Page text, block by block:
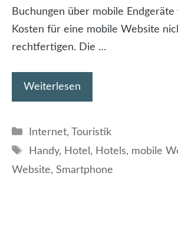
Buchungen über mobile
Kosten für eine mobile Website
rechtfertigen. Die …
Weiterlesen
Kategorien
Internet, Touristik
Schlagwörter
Handy, Hotel , Hotels, mobile
Website, Smartphone